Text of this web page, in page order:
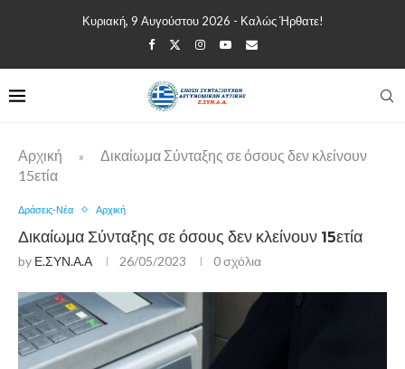
Κυριακή, 9 Αυγούστου 2026 - Καλώς Ήρθατε!
Αρχική »
Δικαίωμα Σύνταξης σε όσους δεν κλείνουν
15ετία
Δράσεις-Νέα Αρχική
Δικαίωμα Σύνταξης σε όσους δεν κλείνουν 15ετία
by Ε.ΣΥΝ.Α.Α 26/05/2023 0 σχόλια